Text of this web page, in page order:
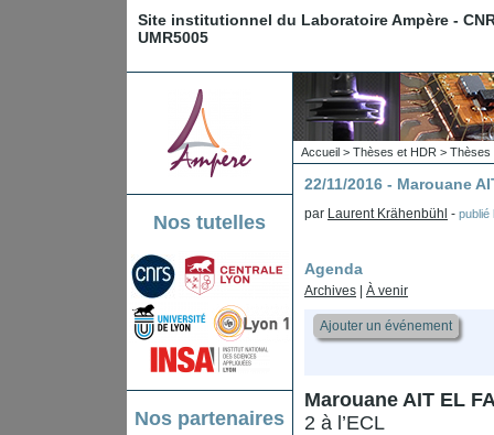
Site institutionnel du Laboratoire Ampère -
UMR5005
Nos tutelles
Nos partenaires
Accueil > Thèses et HDR > Thèses
22/11/2016 - Marouane
par Laurent Krähenbühl - publié
Agenda
Archives À venir
Ajouter un événement
Marouane AIT EL
2 à l’ECL